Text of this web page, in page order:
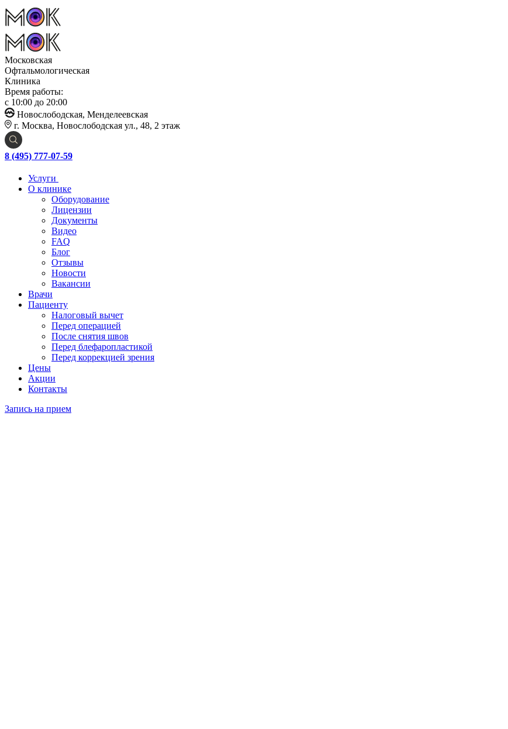
Московская
Офтальмологическая
Клиника
Время работы:
с 10:00 до 20:00
Новослободская, Менделеевская
г. Москва, Новослободская ул., 48, 2 этаж
8 (495) 777-07-59
Услуги
О клинике
Оборудование
Лицензии
Документы
Видео
FAQ
Блог
Отзывы
Новости
Вакансии
Врачи
Пациенту
Налоговый вычет
Перед операцией
После снятия швов
Перед блефаропластикой
Перед коррекцией зрения
Цены
Акции
Контакты
Запись на прием